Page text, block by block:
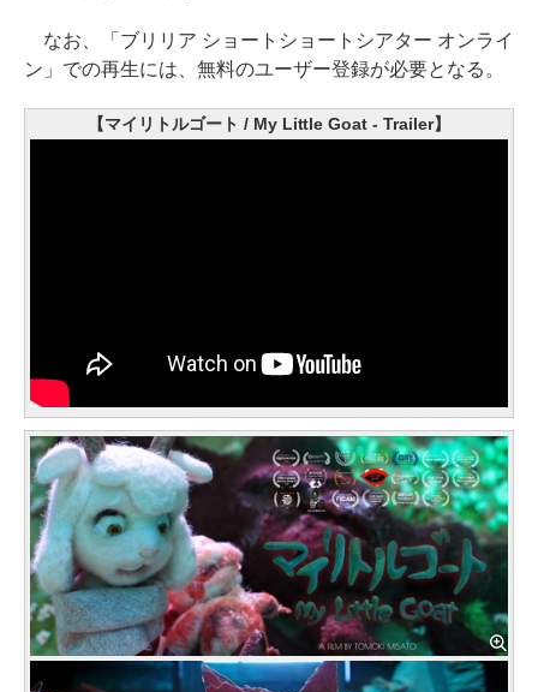
なお、「ブリリア ショートショートシアター オンライ
ン」での再生には、無料のユーザー登録が必要となる。
【マイリトルゴート / My Little Goat - Trailer】